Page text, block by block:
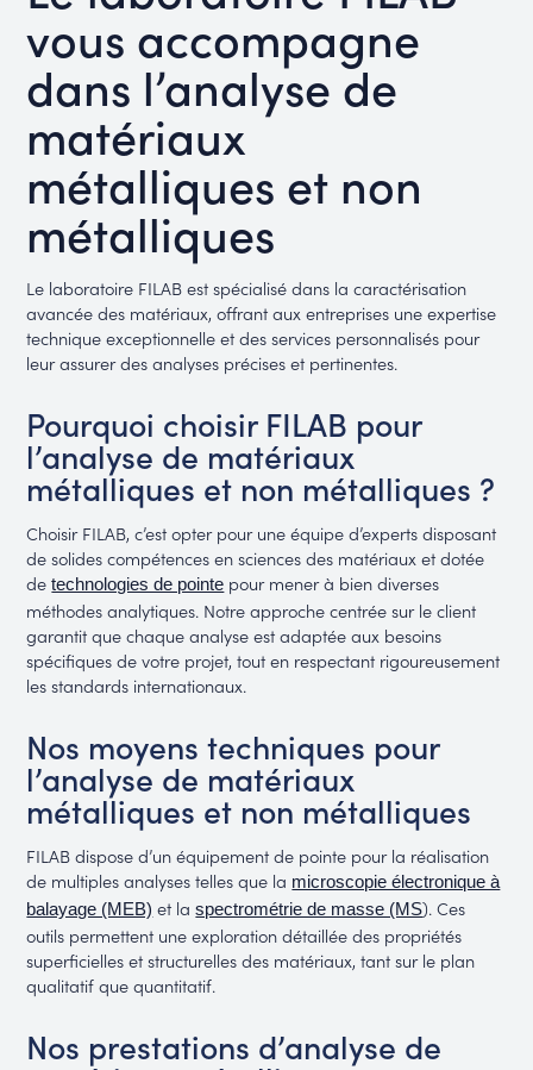
vous accompagne
dans l’analyse de
matériaux
métalliques et non
métalliques
Le laboratoire FILAB est spécialisé dans la caractérisation
avancée des matériaux, offrant aux entreprises une expertise
technique exceptionnelle et des services personnalisés pour
leur assurer des analyses précises et pertinentes.
Pourquoi choisir FILAB pour
l’analyse de matériaux
métalliques et non métalliques ?
Choisir FILAB, c’est opter pour une équipe d’experts disposant
de solides compétences en sciences des matériaux et dotée
detechnologies de pointe pour mener à bien diverses
méthodes analytiques. Notre approche centrée sur le client
garantit que chaque analyse est adaptée aux besoins
spécifiques de votre projet, tout en respectant rigoureusement
les standards internationaux.
Nos moyens techniques pour
l’analyse de matériaux
métalliques et non métalliques
FILAB dispose d’un équipement de pointe pour la réalisation
de multiples analyses telles que la microscopie électronique à
balayage (MEB) et laspectrométrie de masse (MS). Ces
outils permettent une exploration détaillée des propriétés
superficielles et structurelles des matériaux, tant sur le plan
qualitatif que quantitatif.
Nos prestations d’analyse de